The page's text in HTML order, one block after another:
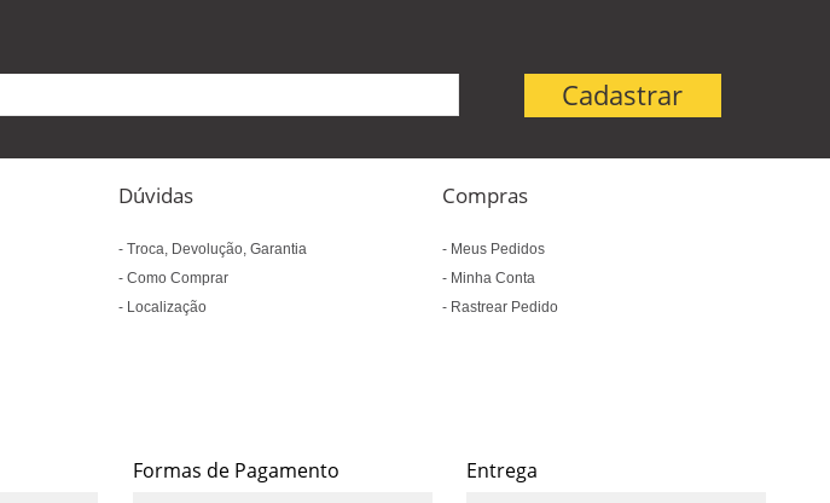
Dúvidas
Troca, Devolução, Garantia
Como Comprar
Localização
Compras
Meus Pedidos
Minha Conta
Rastrear Pedido
Formas de Pagamento Entrega